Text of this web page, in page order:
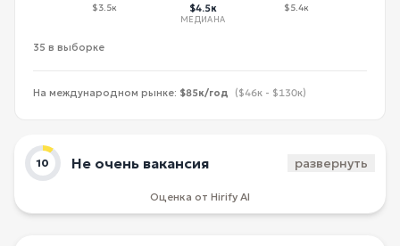
$3.5к $4.5к
МЕДИАНА
$5.4к
35 в выборке
На международном рынке: $85к/год ($46к - $130к)
10 Не очень вакансия развернуть
Оценка от Hirify AI